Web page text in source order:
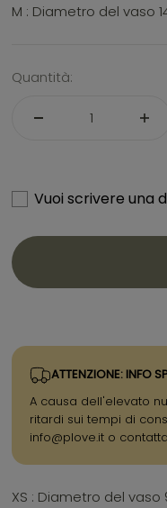
M : Diametro del vaso
Quantità:
Vuoi scrivere una
ATTENZIONE: INFO
A causa dell'elevato
ritardi sui tempi di
info@plove.it o
XS : Diametro del vaso